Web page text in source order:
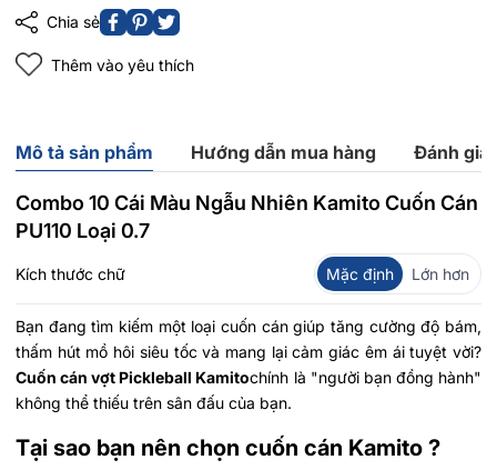
Chia sẻ
Thêm vào yêu thích
Mô tả sản phẩm Hướng dẫn mua hàng Đánh giá
Combo 10 Cái Màu Ngẫu Nhiên Kamito Cuốn Cán
PU110 Loại 0.7
Kích thước chữ Mặc định Lớn hơn
Bạn đang tìm kiếm một loại cuốn cán giúp tăng cường độ bám,
thấm hút mồ hôi siêu tốc và mang lại cảm giác êm ái tuyệt vời?
Cuốn cán vợt Pickleball Kamitochính là "người bạn đồng hành"
không thể thiếu trên sân đấu của bạn.
Tại sao bạn nên chọn cuốn cán Kamito ?